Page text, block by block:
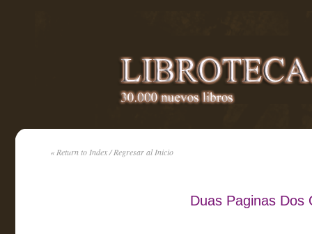
« Return to Index / Regresar al Inicio
Duas Paginas Dos